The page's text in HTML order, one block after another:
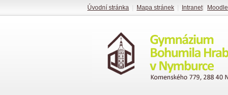
Úvodní stránka Mapa stránek Intranet| Moodle